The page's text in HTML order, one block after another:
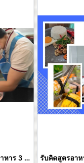
บริการที่ปรึกษาร้านอาหาร 3 เดือน by chefcookingbydaiki